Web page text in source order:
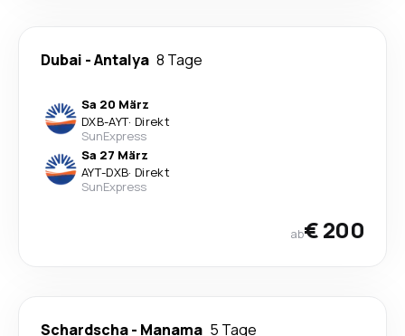
Dubai -Antalya 8 Tage
Sa 20 März
DXB-AYT· Direkt
SunExpress
Sa 27 März
AYT-DXB· Direkt
SunExpress
ab€ 200
Schardscha- Manama 5 Tage